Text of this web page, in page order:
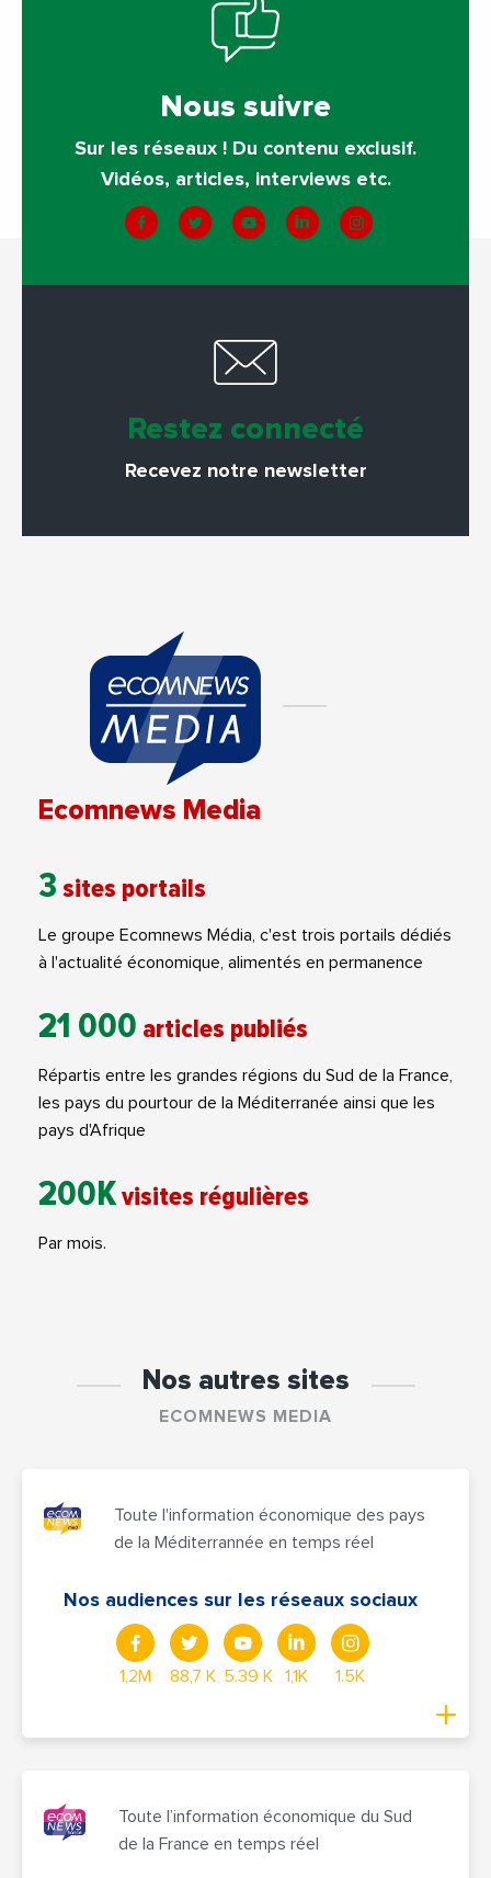
Nous suivre
Sur les réseaux ! Du contenu exclusif.
Vidéos, articles, interviews etc.
Restez connecté
Recevez notre newsletter
Ecomnews Media
3 sites portails
Le groupe Ecomnews Média, c'est trois portails dédiés
à l'actualité économique, alimentés en permanence
21 000 articles publiés
Répartis entre les grandes régions du Sud de la France,
les pays du pourtour de la Méditerranée ainsi que les
pays d'Afrique
200Kvisites régulières
Par mois.
Nos autres sites
ECOMNEWS MEDIA
Toute l'information économique des pays
de la Méditerrannée en temps réel
Nos audiences sur les réseaux sociaux
1,2M 88,7 K 5.39 K 1,1K 1.5K
Toute l’information économique du Sud
de la France en temps réel